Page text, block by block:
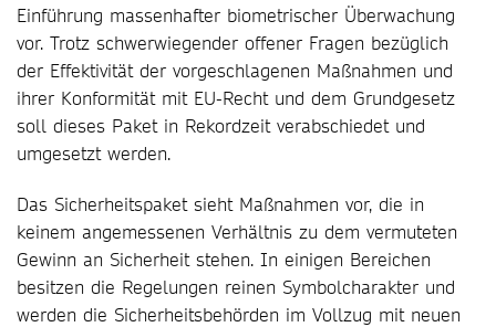
Einführung massenhafter biometrischer Überwachung
vor. Trotz schwerwiegender offener Fragen bezüglich
der Effektivität der vorgeschlagenen Maßnahmen und
ihrer Konformität mit EU-Recht und dem Grundgesetz
soll dieses Paket in Rekordzeit verabschiedet und
umgesetzt werden.
Das Sicherheitspaket sieht Maßnahmen vor, die in
keinem angemessenen Verhältnis zu dem vermuteten
Gewinn an Sicherheit stehen. In einigen Bereichen
besitzen die Regelungen reinen Symbolcharakter und
werden die Sicherheitsbehörden im Vollzug mit neuen